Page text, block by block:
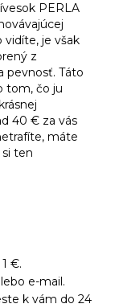
PERLA
vidíte, je však
z
pevnosť. Táto
tom, čo ju
40 € za vás
máte
ten
€.
e-mail.
k vám do 24